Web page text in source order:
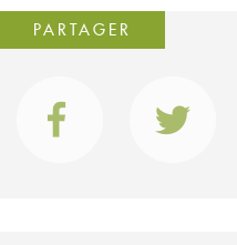
PARTAGER